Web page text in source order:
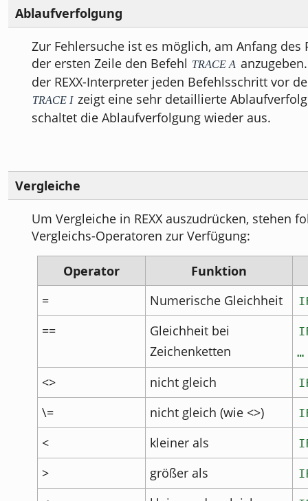
Ablaufverfolgung
Zur Fehlersuche ist es möglich, am Anfang des
der ersten Zeile den Befehl TRACE A
der REXX-Interpreter jeden Befehlsschritt vor
TRACE I zeigt eine sehr detaillierte
schaltet die Ablaufverfolgung wieder aus.
Vergleiche
Um Vergleiche in REXX auszudrücken, stehen
Vergleichs-Operatoren zur Verfügung:
Operator
Funktion
=
Numerische Gleichheit
==
Gleichheit bei
Zeichenketten
…
<> nicht gleich
\= nicht gleich (wie <>)
< kleiner als
> größer als